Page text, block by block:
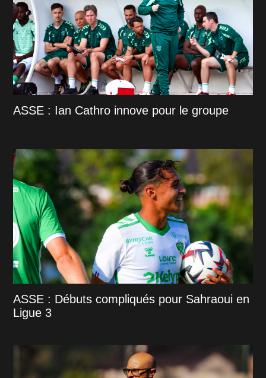
ASSE : Ian Cathro innove pour le groupe
ASSE : Débuts compliqués pour Sahraoui en
Ligue 3